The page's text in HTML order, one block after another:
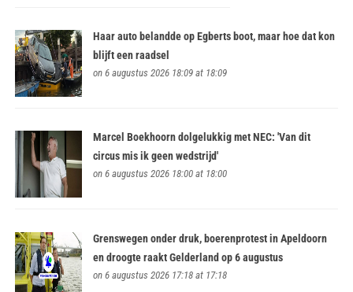
Haar auto belandde op Egberts boot, maar hoe dat kon
blijft een raadsel
on 6 augustus 2026 18:09 at 18:09
Marcel Boekhoorn dolgelukkig met NEC: 'Van dit
circus mis ik geen wedstrijd'
on 6 augustus 2026 18:00 at 18:00
Grenswegen onder druk, boerenprotest in Apeldoorn
en droogte raakt Gelderland op 6 augustus
on 6 augustus 2026 17:18 at 17:18